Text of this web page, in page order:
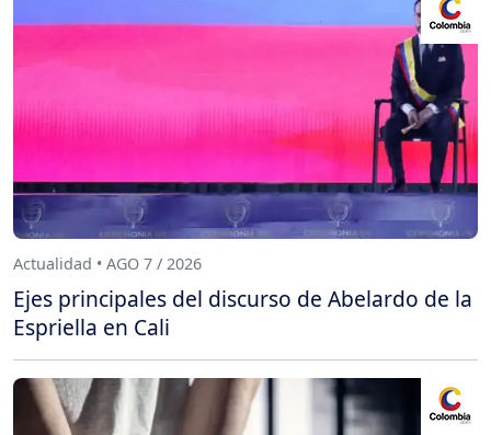
Actualidad • AGO 7 / 2026
Ejes principales del discurso de Abelardo de la
Espriella en Cali